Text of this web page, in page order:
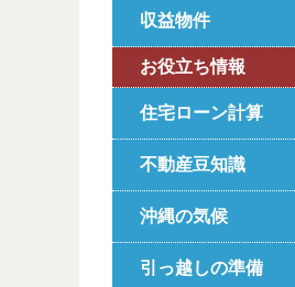
収益物件
お役立ち情報
住宅ローン計算
不動産豆知識
沖縄の気候
引っ越しの準備